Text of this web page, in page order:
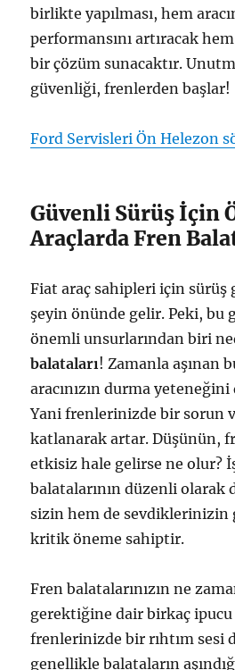
birlikte yapılması, hem
performansını artıracak
bir çözüm sunacaktır.
güvenliği, frenlerden başlar!
Ford Servisleri Ön Helezon
Güvenli Sürüş İçin
Araçlarda Fren
Fiat araç sahipleri için sürüş
şeyin önünde gelir. Peki, bu
önemli unsurlarından biri
balataları! Zamanla aşınan
aracınızın durma
Yani frenlerinizde bir sorun
katlanarak artar. Düşünün,
etkisiz hale gelirse ne olur?
balatalarının düzenli
sizin hem de sevdiklerinizin
kritik öneme sahiptir.
Fren balatalarınızın ne
gerektiğine dair birkaç ipucu
frenlerinizde bir rıhtım sesi
genellikle balataların